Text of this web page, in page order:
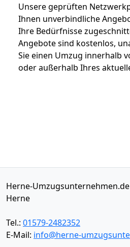
Unsere geprüften
Ihnen unverbindliche
Ihre Bedürfnisse
Angebote sind kostenlos,
Sie einen Umzug innerhalb
oder außerhalb Ihres
Herne-Umzugsunternehmen.de
Herne
Tel.: 01579-2482352
E-Mail: info@herne-